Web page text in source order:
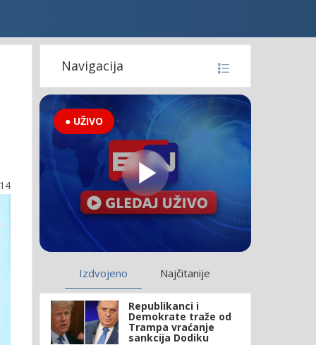
Navigacija
● UŽIVO
Izdvojeno Najčitanije
Republikanci i
Demokrate traže od
Trampa vraćanje
sankcija Dodiku